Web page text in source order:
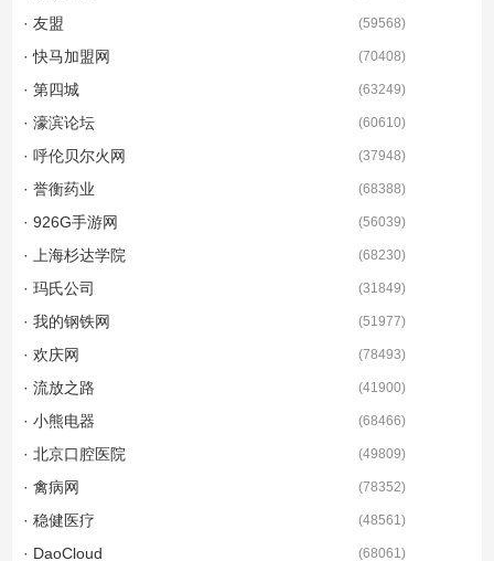
· 友盟 (59568)
· 快马加盟网 (70408)
· 第四城 (63249)
· 濠滨论坛 (60610)
· 呼伦贝尔火网 (37948)
· 誉衡药业 (68388)
· 926G手游网 (56039)
· 上海杉达学院 (68230)
· 玛氏公司 (31849)
· 我的钢铁网 (51977)
· 欢庆网 (78493)
· 流放之路 (41900)
· 小熊电器 (68466)
· 北京口腔医院 (49809)
· 禽病网 (78352)
· 稳健医疗 (48561)
· DaoCloud (68061)